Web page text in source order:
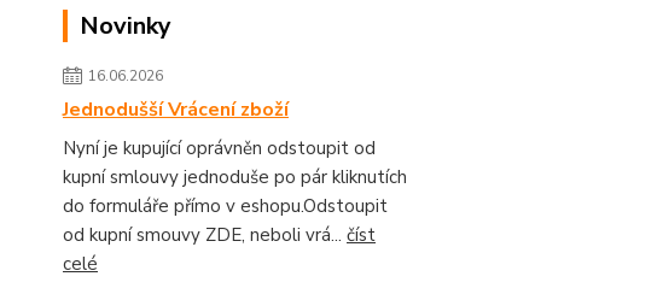
Novinky
16.06.2026
Jednodušší Vrácení zboží
Nyní je kupující oprávněn odstoupit od
kupní smlouvy jednoduše po pár kliknutích
do formuláře přímo v eshopu.Odstoupit
od kupní smouvy ZDE, neboli vrá... číst
celé